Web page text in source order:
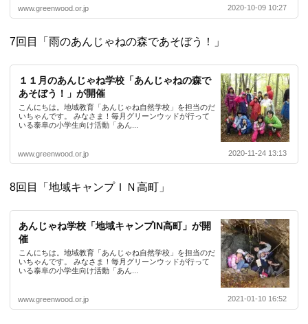
www.greenwood.or.jp 2020-10-09 10:27
7回目「雨のあんじゃねの森であそぼう！」
１１月のあんじゃね学校「あんじゃねの森で
あそぼう！」が開催
こんにちは。地域教育「あんじゃね自然学校」を担当のだ
いちゃんです。 みなさま！毎月グリーンウッドが行って
いる泰阜の小学生向け活動「あん...
www.greenwood.or.jp 2020-11-24 13:13
8回目「地域キャンプＩＮ高町」
あんじゃね学校「地域キャンプIN高町」が開
催
こんにちは。地域教育「あんじゃね自然学校」を担当のだ
いちゃんです。 みなさま！毎月グリーンウッドが行って
いる泰阜の小学生向け活動「あん...
www.greenwood.or.jp 2021-01-10 16:52